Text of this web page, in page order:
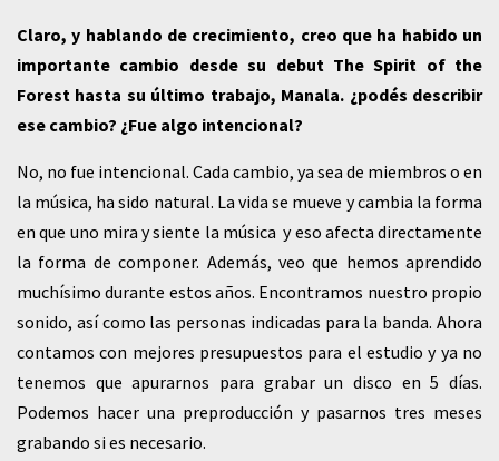
Claro, y hablando de crecimiento, creo que ha habido un
importante cambio desde su debut The Spirit of the
Forest hasta su último trabajo, Manala. ¿podés describir
ese cambio? ¿Fue algo intencional?
No, no fue intencional. Cada cambio, ya sea de miembros o en
la música, ha sido natural. La vida se mueve y cambia la forma
en que uno mira y siente la música y eso afecta directamente
la forma de componer. Además, veo que hemos aprendido
muchísimo durante estos años. Encontramos nuestro propio
sonido, así como las personas indicadas para la banda. Ahora
contamos con mejores presupuestos para el estudio y ya no
tenemos que apurarnos para grabar un disco en 5 días.
Podemos hacer una preproducción y pasarnos tres meses
grabando si es necesario.